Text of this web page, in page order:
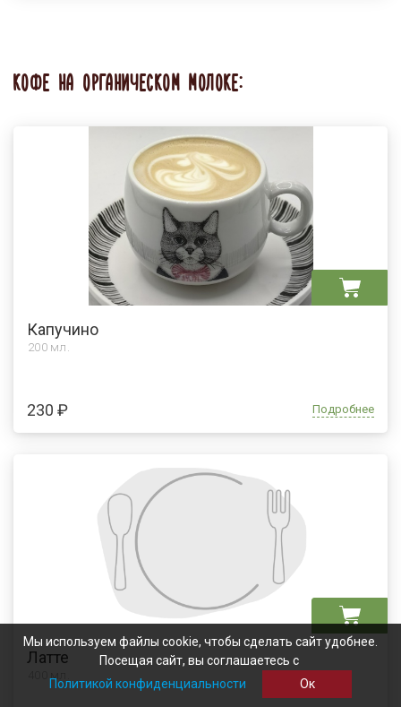
КОФЕ НА ОРГАНИЧЕСКОМ МОЛОКЕ:
Капучино
200 мл.
230 ₽ Подробнее
Латте
400 мл.
Мы используем файлы cookie, чтобы сделать сайт удобнее.
Посещая сайт, вы соглашаетесь с
Политикой конфиденциальности
Ок